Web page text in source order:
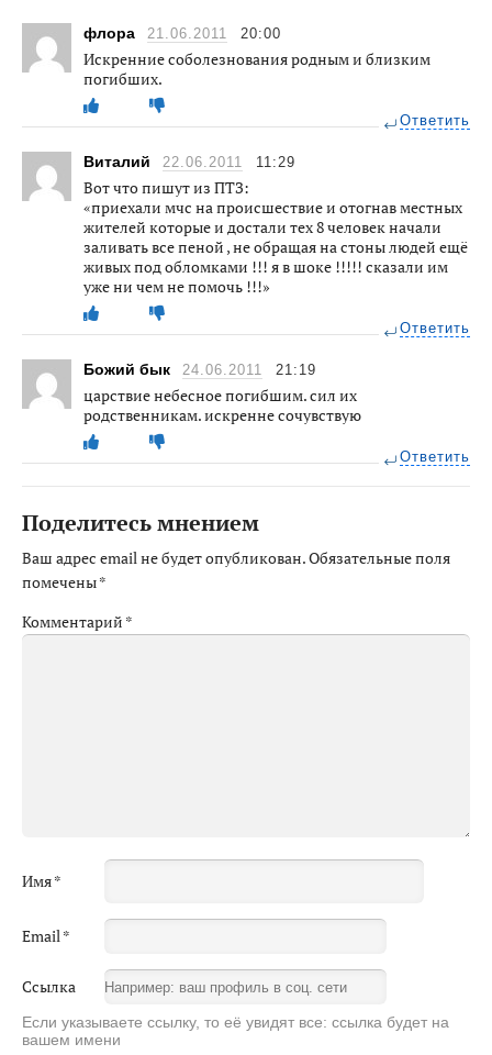
флора 21.06.2011 20:00
Искренние соболезнования родным и близким
погибших.
Ответить
Виталий 22.06.2011 11:29
Вот что пишут из ПТЗ:
«приехали мчс на происшествие и отогнав местных
жителей которые и достали тех 8 человек начали
заливать все пеной , не обращая на стоны людей ещё
живых под обломками !!! я в шоке !!!!! сказали им
уже ни чем не помочь !!!»
Ответить
Божий бык 24.06.2011 21:19
царствие небесное погибшим. сил их
родственникам. искренне сочувствую
Ответить
Поделитесь мнением
Ваш адрес email не будет опубликован.Обязательные поля
помечены*
Комментарий *
Имя*
Email *
Ссылка
Если указываете ссылку, то её увидят все: ссылка будет на
вашем имени